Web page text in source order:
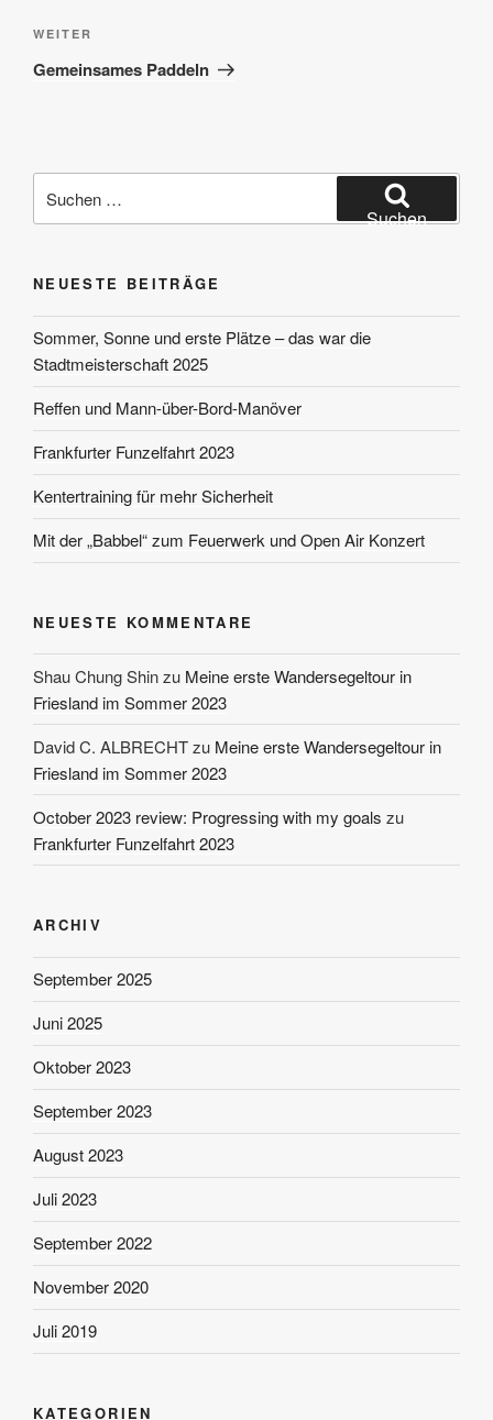
Nächster
Beitrag
WEITER
Gemeinsames Paddeln
nach:
Suchen
NEUESTE BEITRÄGE
Sommer, Sonne und erste Plätze – das war die
Stadtmeisterschaft 2025
Reffen und Mann-über-Bord-Manöver
Frankfurter Funzelfahrt 2023
Kentertraining für mehr Sicherheit
Mit der „Babbel“ zum Feuerwerk und Open Air Konzert
NEUESTE KOMMENTARE
Shau Chung Shinzu Meine erste Wandersegeltour in
Friesland im Sommer 2023
David C. ALBRECHTzu Meine erste Wandersegeltour in
Friesland im Sommer 2023
October 2023 review: Progressing with my goals zu
Frankfurter Funzelfahrt 2023
ARCHIV
September 2025
Juni 2025
Oktober 2023
September 2023
August 2023
Juli 2023
September 2022
November 2020
Juli 2019
KATEGORIEN